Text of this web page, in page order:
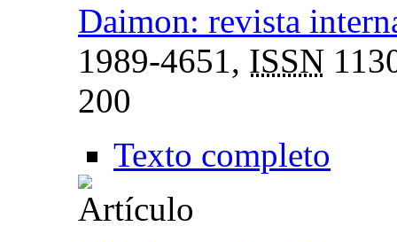
Daimon: revista
1989-4651, ISSN
200
Texto completo